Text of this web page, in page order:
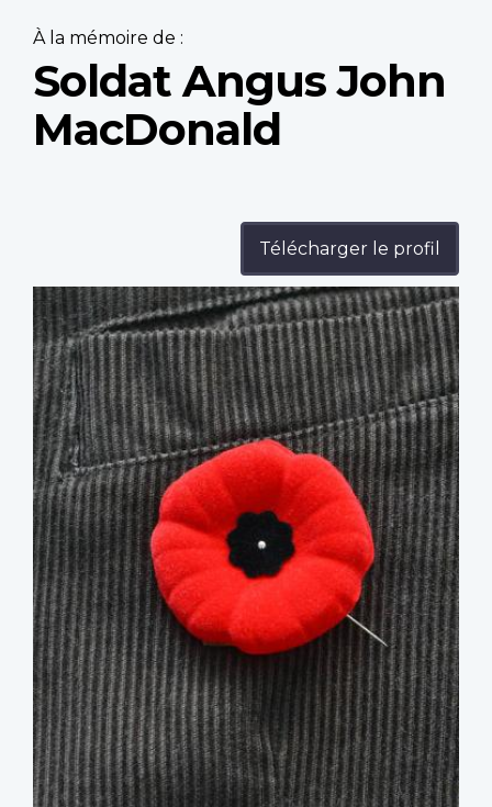
À la mémoire de :
Soldat Angus John
MacDonald
Télécharger le profil
Profile
image